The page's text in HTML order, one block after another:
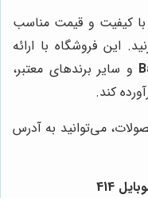
با کیفیت و قیمت مناسب
این فروشگاه با ارائه
و سایر برندهای معتبر،
کند.
می‌توانید به آدرس
414